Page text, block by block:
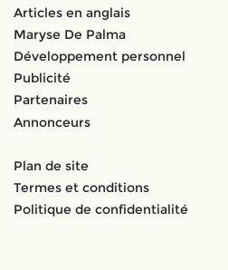
Articles en anglais
Maryse De Palma
Développement personnel
Publicité
Partenaires
Annonceurs
Plan de site
Termes et conditions
Politique de confidentialité